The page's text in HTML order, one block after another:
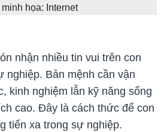
họa: Internet
nhận nhiều tin vui trên con
nghiệp. Bản mệnh cần vận
kinh nghiệm lẫn kỹ năng sống
cao. Đây là cách thức để con
tiến xa trong sự nghiệp.